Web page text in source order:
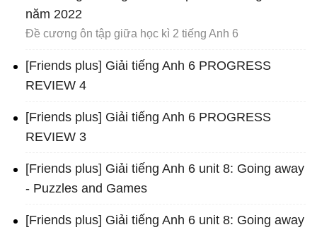
năm 2022
Đề cương ôn tập giữa học kì 2 tiếng Anh 6
[Friends plus] Giải tiếng Anh 6 PROGRESS
REVIEW 4
[Friends plus] Giải tiếng Anh 6 PROGRESS
REVIEW 3
[Friends plus] Giải tiếng Anh 6 unit 8: Going away
- Puzzles and Games
[Friends plus] Giải tiếng Anh 6 unit 8: Going away